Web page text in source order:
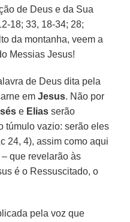
de Deus e da Sua
18; 33, 18-34; 28;
da montanha, veem a
Messias Jesus!
de Deus dita pela
emJesus. Não por
e Elias serão
túmulo vazio: serão eles
24, 4), assim como aqui
que revelarão às
é o Ressuscitado, o
pela voz que